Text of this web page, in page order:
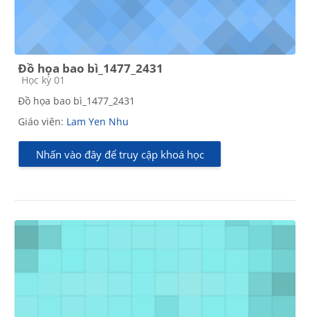
Đồ họa bao bì_1477_2431
Các loại khóa học
Học kỳ 01
Đồ họa bao bì_1477_2431
Giáo viên: Lam Yen Nhu
Nhấn vào đây để truy cập khoá học